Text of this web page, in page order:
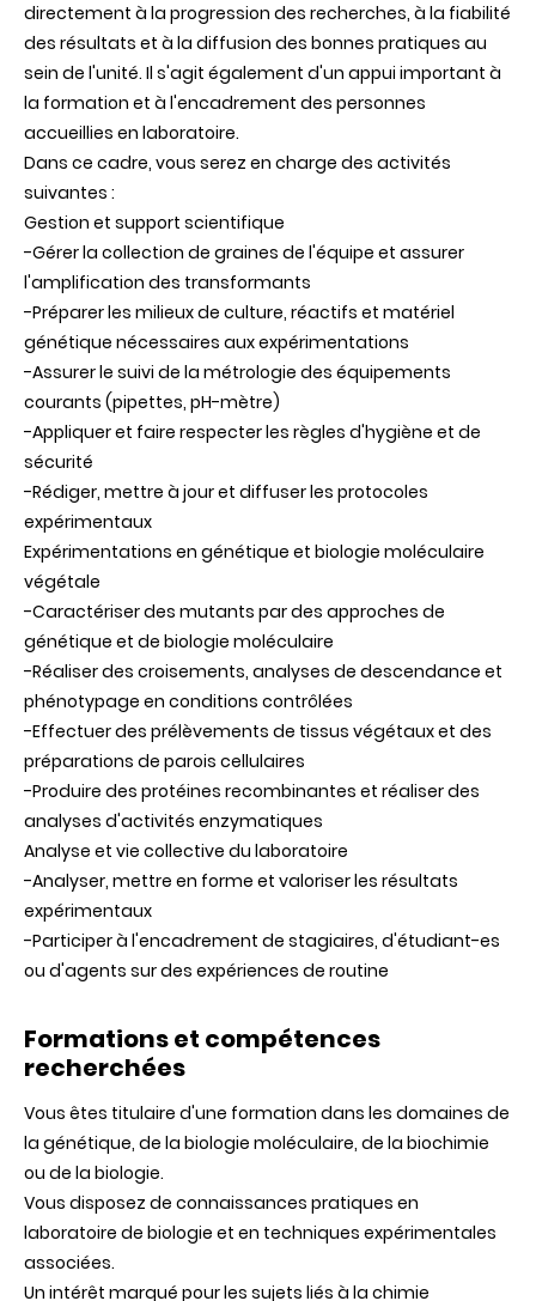
directement à la progression des recherches, à la fiabilité
des résultats et à la diffusion des bonnes pratiques au
sein de l'unité. Il s'agit également d'un appui important à
la formation et à l'encadrement des personnes
accueillies en laboratoire.
Dans ce cadre, vous serez en charge des activités
suivantes :
Gestion et support scientifique
-Gérer la collection de graines de l'équipe et assurer
l'amplification des transformants
-Préparer les milieux de culture, réactifs et matériel
génétique nécessaires aux expérimentations
-Assurer le suivi de la métrologie des équipements
courants (pipettes, pH-mètre)
-Appliquer et faire respecter les règles d'hygiène et de
sécurité
-Rédiger, mettre à jour et diffuser les protocoles
expérimentaux
Expérimentations en génétique et biologie moléculaire
végétale
-Caractériser des mutants par des approches de
génétique et de biologie moléculaire
-Réaliser des croisements, analyses de descendance et
phénotypage en conditions contrôlées
-Effectuer des prélèvements de tissus végétaux et des
préparations de parois cellulaires
-Produire des protéines recombinantes et réaliser des
analyses d'activités enzymatiques
Analyse et vie collective du laboratoire
-Analyser, mettre en forme et valoriser les résultats
expérimentaux
-Participer à l'encadrement de stagiaires, d'étudiant-es
ou d'agents sur des expériences de routine
Formations et compétences
recherchées
Vous êtes titulaire d'une formation dans les domaines de
la génétique, de la biologie moléculaire, de la biochimie
ou de la biologie.
Vous disposez de connaissances pratiques en
laboratoire de biologie et en techniques expérimentales
associées.
Un intérêt marqué pour les sujets liés à la chimie